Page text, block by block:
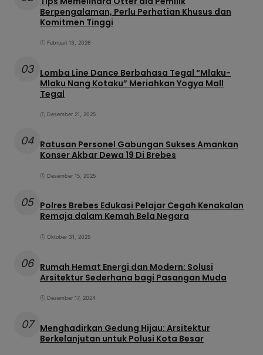
Berpengalaman, Perlu Perhatian Khusus dan
Komitmen Tinggi
Februari 13, 2026
03 Lomba Line Dance Berbahasa Tegal “Mlaku-
Mlaku Nang Kotaku” Meriahkan Yogya Mall
Tegal
Desember 21, 2025
04 Ratusan Personel Gabungan Sukses Amankan
Konser Akbar Dewa 19 Di Brebes
Desember 15, 2025
05 Polres Brebes Edukasi Pelajar Cegah Kenakalan
Remaja dalam Kemah Bela Negara
Oktober 31, 2025
06 Rumah Hemat Energi dan Modern: Solusi
Arsitektur Sederhana bagi Pasangan Muda
Desember 17, 2024
07
Menghadirkan Gedung Hijau: Arsitektur
Berkelanjutan untuk Polusi Kota Besar